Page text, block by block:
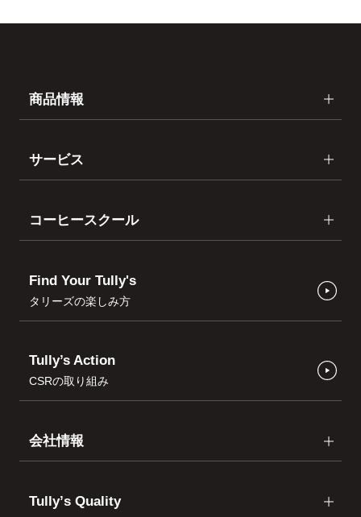
商品情報
サービス
コーヒースクール
Find Your Tully's
タリーズの楽しみ方
Tully’s Action
CSRの取り組み
会社情報
Tullyʼs Quality